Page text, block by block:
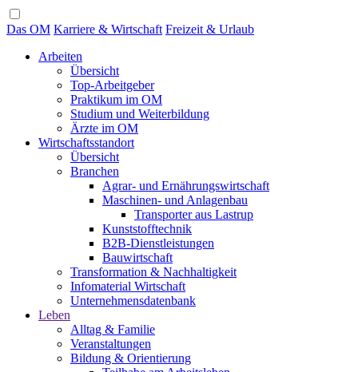
Das OM Karriere & Wirtschaft Freizeit & Urlaub
Arbeiten
Übersicht
Top-Arbeitgeber
Praktikum im OM
Studium und Weiterbildung
Ärzte im OM
Wirtschaftsstandort
Übersicht
Branchen
Agrar- und Ernährungswirtschaft
Maschinen- und Anlagenbau
Transporter aus Lastrup
Kunststofftechnik
B2B-Dienstleistungen
Bauwirtschaft
Transformation & Nachhaltigkeit
Infomaterial Wirtschaft
Unternehmensdatenbank
Leben
Alltag & Familie
Veranstaltungen
Bildung & Orientierung